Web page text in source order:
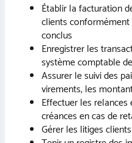
Établir la facturation
clients
conclus
Enregistrer les
système comptable
Assurer le suivi des
virements, les
Effectuer les
créances en cas de
Gérer les litiges